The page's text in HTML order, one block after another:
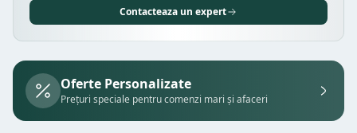
Contacteaza un expert
Oferte Personalizate
Prețuri speciale pentru comenzi mari și afaceri